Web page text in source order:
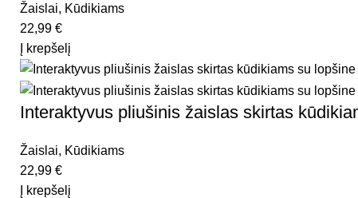
Žaislai, Kūdikiams
22,99 €
Į krepšelį
Interaktyvus pliušinis žaislas skirtas
Žaislai, Kūdikiams
22,99 €
Į krepšelį